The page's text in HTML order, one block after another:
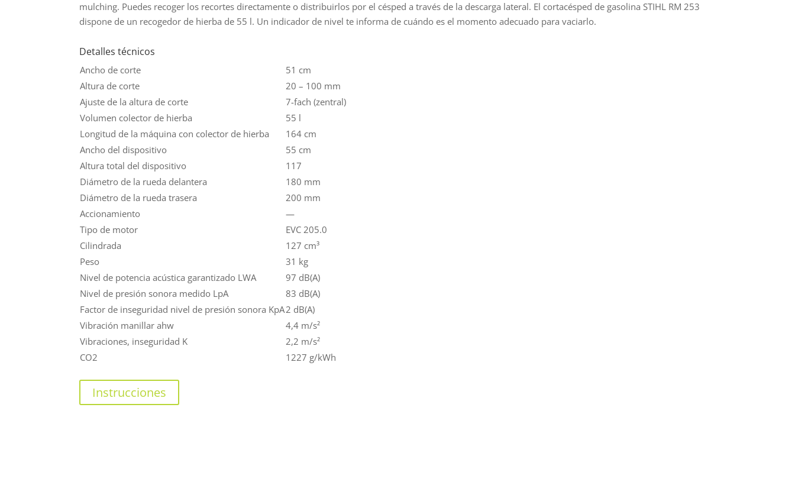
mulching. Puedes recoger los recortes directamente o distribuirlos por el césped a través de la descarga lateral. El cortacésped de gasolina STIHL RM 253
dispone de un recogedor de hierba de 55 l. Un indicador de nivel te informa de cuándo es el momento adecuado para vaciarlo.
Detalles técnicos
Ancho de corte
51 cm
Altura de corte
20 – 100 mm
Ajuste de la altura de corte
7-fach (zentral)
Volumen colector de hierba
55 l
Longitud de la máquina con colector de hierba
164 cm
Ancho del dispositivo
55 cm
Altura total del dispositivo
117
Diámetro de la rueda delantera
180 mm
Diámetro de la rueda trasera
200 mm
Accionamiento
—
Tipo de motor
EVC 205.0
Cilindrada
127 cm³
Peso
31 kg
Nivel de potencia acústica garantizado LWA
97 dB(A)
Nivel de presión sonora medido LpA
83 dB(A)
Factor de inseguridad nivel de presión sonora KpA2 dB(A)
Vibración manillar ahw
4,4 m/s²
Vibraciones, inseguridad K
2,2 m/s²
CO2
1227 g/kWh
Instrucciones